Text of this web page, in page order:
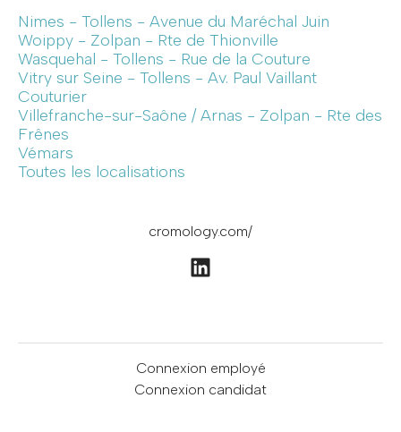
Nimes - Tollens - Avenue du Maréchal Juin
Woippy - Zolpan - Rte de Thionville
Wasquehal - Tollens - Rue de la Couture
Vitry sur Seine - Tollens - Av. Paul Vaillant
Couturier
Villefranche-sur-Saône / Arnas - Zolpan - Rte des
Frênes
Vémars
Toutes les localisations
cromology.com/
Connexion employé
Connexion candidat